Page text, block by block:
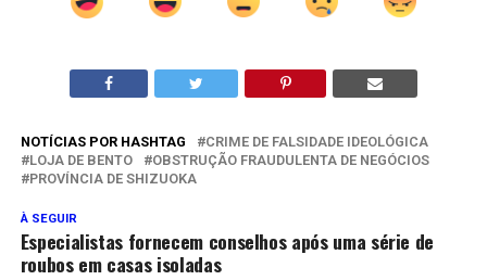
NOTÍCIAS POR HASHTAG
CRIME DE FALSIDADE IDEOLÓGICA
LOJA DE BENTO
OBSTRUÇÃO FRAUDULENTA DE NEGÓCIOS
PROVÍNCIA DE SHIZUOKA
À SEGUIR
Especialistas fornecem conselhos após uma série de
roubos em casas isoladas